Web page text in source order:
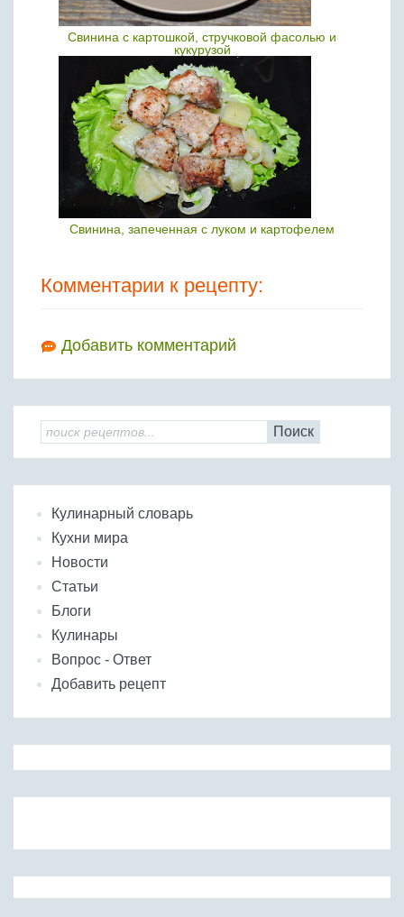
Свинина с картошкой, стручковой фасолью и
кукурузой
Свинина, запеченная с луком и картофелем
Комментарии к рецепту:
Добавить комментарий
Поиск
Кулинарный словарь
Кухни мира
Новости
Статьи
Блоги
Кулинары
Вопрос - Ответ
Добавить рецепт